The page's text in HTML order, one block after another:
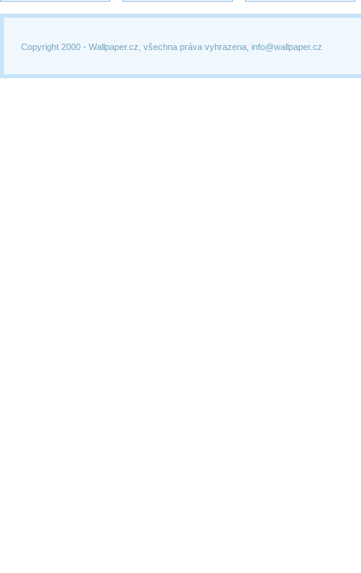
Copyright 2000 - Wallpaper.cz, všechna práva vyhrazena, info@wallpaper.cz